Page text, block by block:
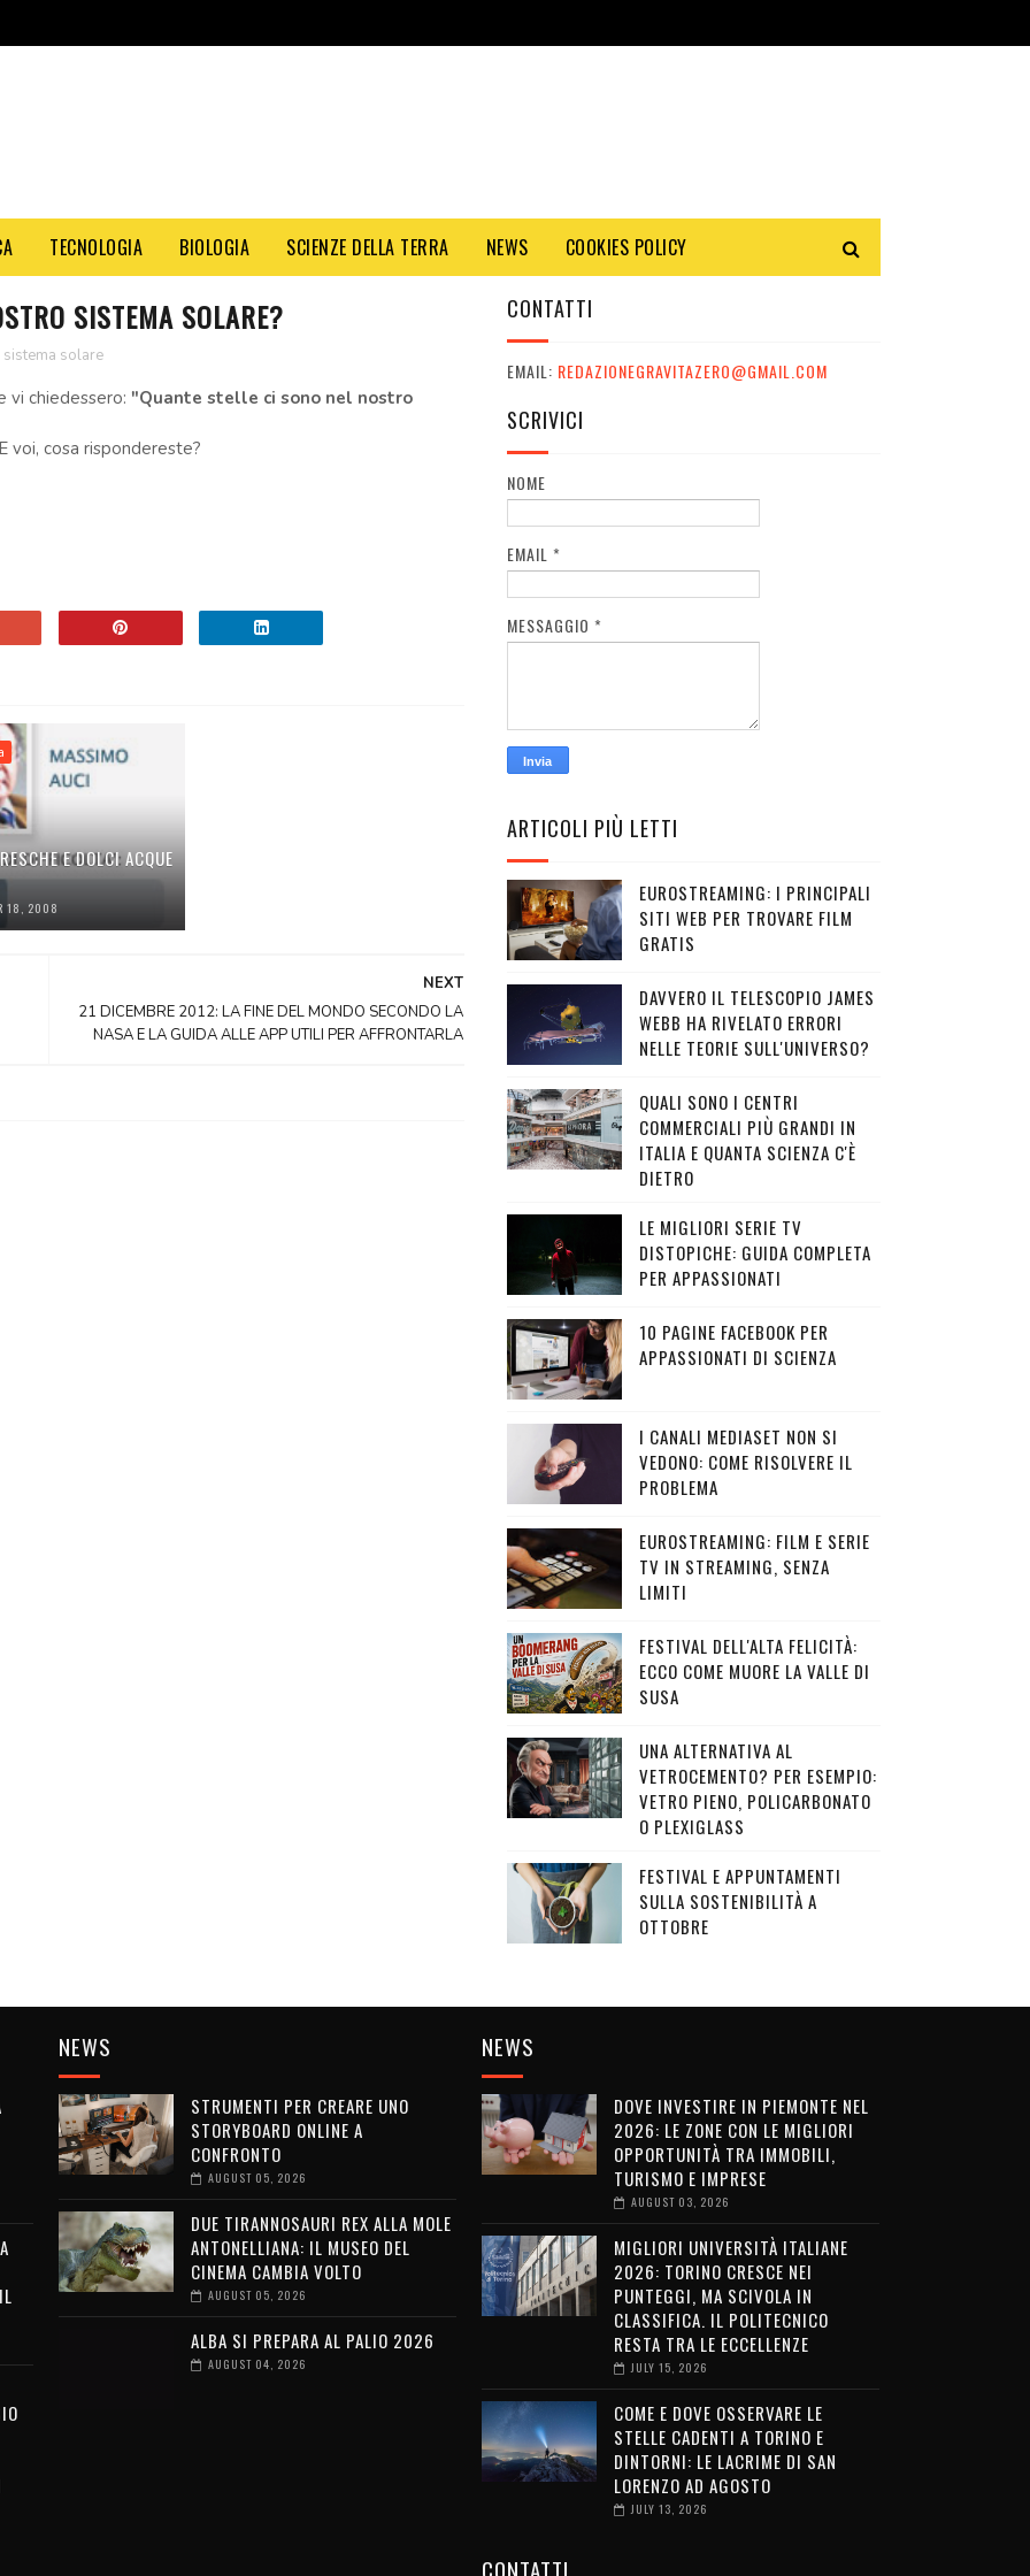
TECNOLOGIA BIOLOGIA SCIENZE DELLA TERRA NEWS COOKIES POLICY
SISTEMA SOLARE?
sistema solare
vi chiedessero: "Quante stelle ci sono nel nostro
voi, cosa rispondereste?
E DOLCI ACQUE
18, 2008
NEXT
21 DICEMBRE 2012: LA FINE DEL MONDO SECONDO LA
NASA E LA GUIDA ALLE APP UTILI PER AFFRONTARLA
CONTATTI
EMAIL: REDAZIONEGRAVITAZERO@GMAIL.COM
SCRIVICI
NOME
EMAIL *
MESSAGGIO *
ARTICOLI PIÙ LETTI
EUROSTREAMING: I PRINCIPALI
SITI WEB PER TROVARE FILM
GRATIS
DAVVERO IL TELESCOPIO JAMES
WEBB HA RIVELATO ERRORI
NELLE TEORIE SULL'UNIVERSO?
QUALI SONO I CENTRI
COMMERCIALI PIÙ GRANDI IN
ITALIA E QUANTA SCIENZA C'È
DIETRO
LE MIGLIORI SERIE TV
DISTOPICHE: GUIDA COMPLETA
PER APPASSIONATI
10 PAGINE FACEBOOK PER
APPASSIONATI DI SCIENZA
I CANALI MEDIASET NON SI
VEDONO: COME RISOLVERE IL
PROBLEMA
EUROSTREAMING: FILM E SERIE
TV IN STREAMING, SENZA
LIMITI
FESTIVAL DELL'ALTA FELICITÀ:
ECCO COME MUORE LA VALLE DI
SUSA
UNA ALTERNATIVA AL
VETROCEMENTO? PER ESEMPIO:
VETRO PIENO, POLICARBONATO
O PLEXIGLASS
FESTIVAL E APPUNTAMENTI
SULLA SOSTENIBILITÀ A
OTTOBRE
NEWS
STRUMENTI PER CREARE UNO
STORYBOARD ONLINE A
CONFRONTO
AUGUST 05, 2026
DUE TIRANNOSAURI REX ALLA MOLE
ANTONELLIANA: IL MUSEO DEL
CINEMA CAMBIA VOLTO
AUGUST 05, 2026
ALBA SI PREPARA AL PALIO 2026
AUGUST 04, 2026
NEWS
DOVE INVESTIRE IN PIEMONTE NEL
2026: LE ZONE CON LE MIGLIORI
OPPORTUNITÀ TRA IMMOBILI,
TURISMO E IMPRESE
AUGUST 03, 2026
MIGLIORI UNIVERSITÀ ITALIANE
2026: TORINO CRESCE NEI
PUNTEGGI, MA SCIVOLA IN
CLASSIFICA. IL POLITECNICO
RESTA TRA LE ECCELLENZE
JULY 15, 2026
COME E DOVE OSSERVARE LE
STELLE CADENTI A TORINO E
DINTORNI: LE LACRIME DI SAN
LORENZO AD AGOSTO
JULY 13, 2026
CONTATTI